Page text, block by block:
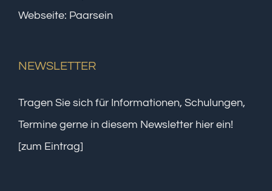
Webseite: Paarsein
NEWSLETTER
Tragen Sie sich für Informationen, Schulungen,
Termine gerne in diesem Newsletter hier ein!
[zum Eintrag]